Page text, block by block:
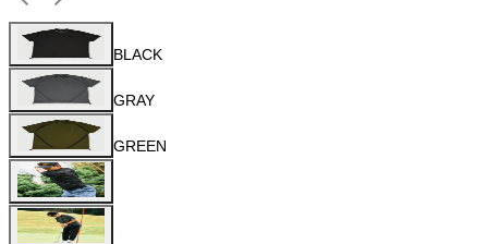
BLACK
GRAY
GREEN